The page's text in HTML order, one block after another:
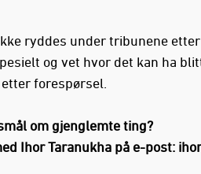
ryddes under tribunene
og vet hvor det kan ha
forespørsel.
om gjenglemte ting?
Ihor Taranukha på e-post: